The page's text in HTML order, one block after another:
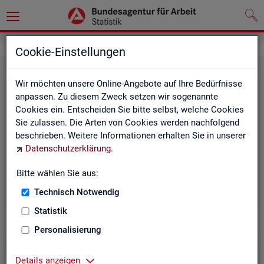
Cookie-Einstellungen
Wir möchten unsere Online-Angebote auf Ihre Bedürfnisse
anpassen. Zu diesem Zweck setzen wir sogenannte
Cookies ein. Entscheiden Sie bitte selbst, welche Cookies
Sie zulassen. Die Arten von Cookies werden nachfolgend
beschrieben. Weitere Informationen erhalten Sie in unserer
Datenschutzerklärung.
Bitte wählen Sie aus:
Technisch Notwendig
Statistik
Personalisierung
Details anzeigen
Ge­set­ze und Ver­ord­nun­gen
Die Gesetze und Verordnungen, die der Arbeit der
Statistik der BA zugrunde liegen, finden Sie hier.